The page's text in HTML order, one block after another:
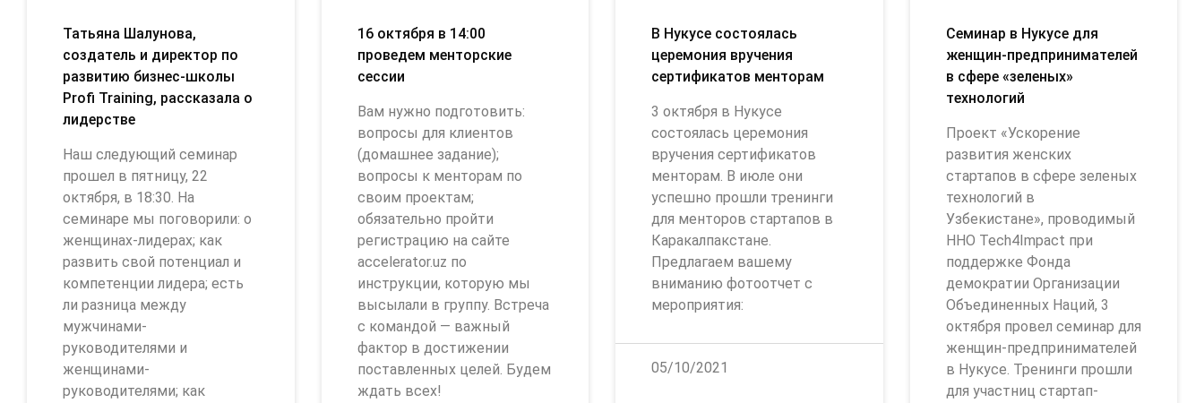
Татьяна Шалунова,
создатель и директор по
развитию бизнес-школы
Profi Training, рассказала о
лидерстве
Наш следующий семинар
прошел в пятницу, 22
октября, в 18:30. На
семинаре мы поговорили: о
женщинах-лидерах; как
развить свой потенциал и
компетенции лидера; есть
ли разница между
мужчинами-
руководителями и
женщинами-
руководителями; как
16 октября в 14:00
проведем менторские
сессии
Вам нужно подготовить:
вопросы для клиентов
(домашнее задание);
вопросы к менторам по
своим проектам;
обязательно пройти
регистрацию на сайте
accelerator.uz по
инструкции, которую мы
высылали в группу. Встреча
с командой — важный
фактор в достижении
поставленных целей. Будем
ждать всех!
В Нукусе состоялась
церемония вручения
сертификатов менторам
3 октября в Нукусе
состоялась церемония
вручения сертификатов
менторам. В июле они
успешно прошли тренинги
для менторов стартапов в
Каракалпакстане.
Предлагаем вашему
вниманию фотоотчет с
мероприятия:
05/10/2021
Семинар в Нукусе для
женщин-предпринимателей
в сфере «зеленых»
технологий
Проект «Ускорение
развития женских
стартапов в сфере зеленых
технологий в
Узбекистане», проводимый
ННО Tech4Impact при
поддержке Фонда
демократии Организации
Объединенных Наций, 3
октября провел семинар для
женщин-предпринимателей
в Нукусе. Тренинги прошли
для участниц стартап-